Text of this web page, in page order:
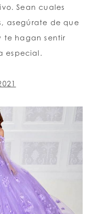
Sean cuales
asegúrate de que
te hagan sentir
especial.